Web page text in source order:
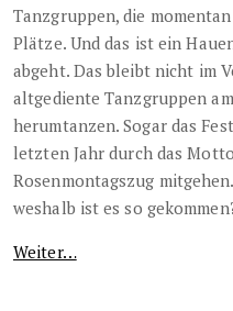
Tanzgruppen, die
Plätze. Und das ist ein
abgeht. Das bleibt nicht im
altgediente Tanzgruppen
herumtanzen. Sogar das
letzten Jahr durch das
Rosenmontagszug
weshalb ist es so
Weiter…